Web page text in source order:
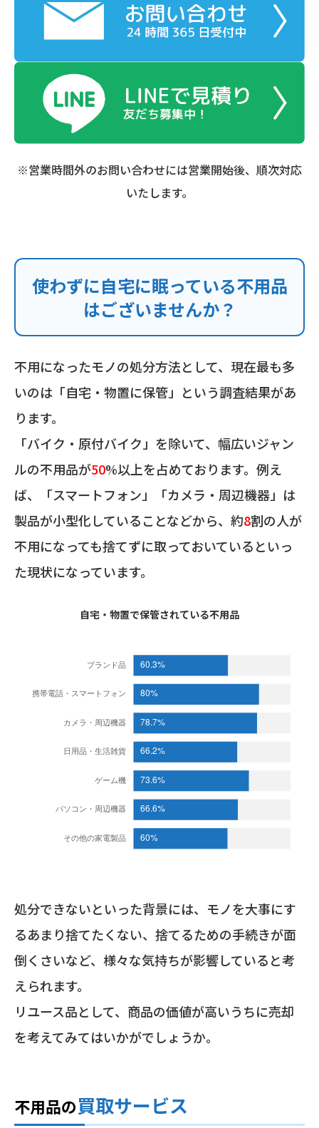
※営業時間外のお問い合わせには営業開始後、順次対応
いたします。
使わずに自宅に眠っている不用品
はございませんか？
不用になったモノの処分方法として、現在最も多
いのは「自宅・物置に保管」という調査結果があ
ります。
「バイク・原付バイク」を除いて、幅広いジャン
ルの不用品が50%以上を占めております。例え
ば、「スマートフォン」「カメラ・周辺機器」は
製品が小型化していることなどから、約8割の人が
不用になっても捨てずに取っておいているといっ
た現状になっています。
自宅・物置で保管されている不用品
処分できないといった背景には、モノを大事にす
るあまり捨てたくない、捨てるための手続きが面
倒くさいなど、様々な気持ちが影響していると考
えられます。
リユース品として、商品の価値が高いうちに売却
を考えてみてはいかがでしょうか。
不用品の買取サービス